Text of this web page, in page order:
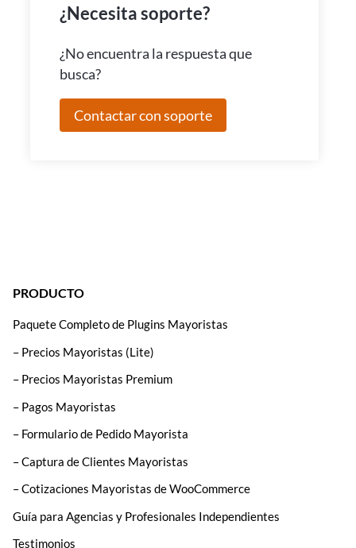
¿Necesita soporte?
¿No encuentra la respuesta que
busca?
Contactar con soporte
PRODUCTO
Paquete Completo de Plugins Mayoristas
– Precios Mayoristas (Lite)
– Precios Mayoristas Premium
– Pagos Mayoristas
– Formulario de Pedido Mayorista
– Captura de Clientes Mayoristas
– Cotizaciones Mayoristas de WooCommerce
Guía para Agencias y Profesionales Independientes
Testimonios